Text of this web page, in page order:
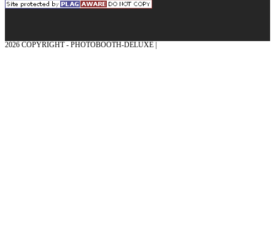
2026 COPYRIGHT - PHOTOBOOTH-DELUXE |